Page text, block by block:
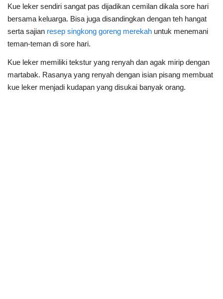
Kue leker sendiri sangat pas dijadikan cemilan dikala sore hari
bersama keluarga. Bisa juga disandingkan dengan teh hangat
serta sajian resep singkong goreng merekah untuk menemani
teman-teman di sore hari.
Kue leker memiliki tekstur yang renyah dan agak mirip dengan
martabak. Rasanya yang renyah dengan isian pisang membuat
kue leker menjadi kudapan yang disukai banyak orang.